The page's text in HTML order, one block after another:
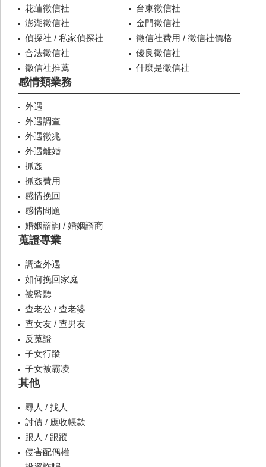
花蓮徵信社
台東徵信社
澎湖徵信社
金門徵信社
偵探社 / 私家偵探社
徵信社費用 / 徵信社價格
合法徵信社
優良徵信社
徵信社推薦
什麼是徵信社
感情類業務
外遇
外遇調查
外遇徵兆
外遇離婚
抓姦
抓姦費用
感情挽回
感情問題
婚姻諮詢 / 婚姻諮商
蒐證專業
調查外遇
如何挽回家庭
被監聽
查老公 / 查老婆
查女友 / 查男友
反蒐證
子女行蹤
子女被霸凌
其他
尋人 / 找人
討債 / 應收帳款
跟人 / 跟蹤
侵害配偶權